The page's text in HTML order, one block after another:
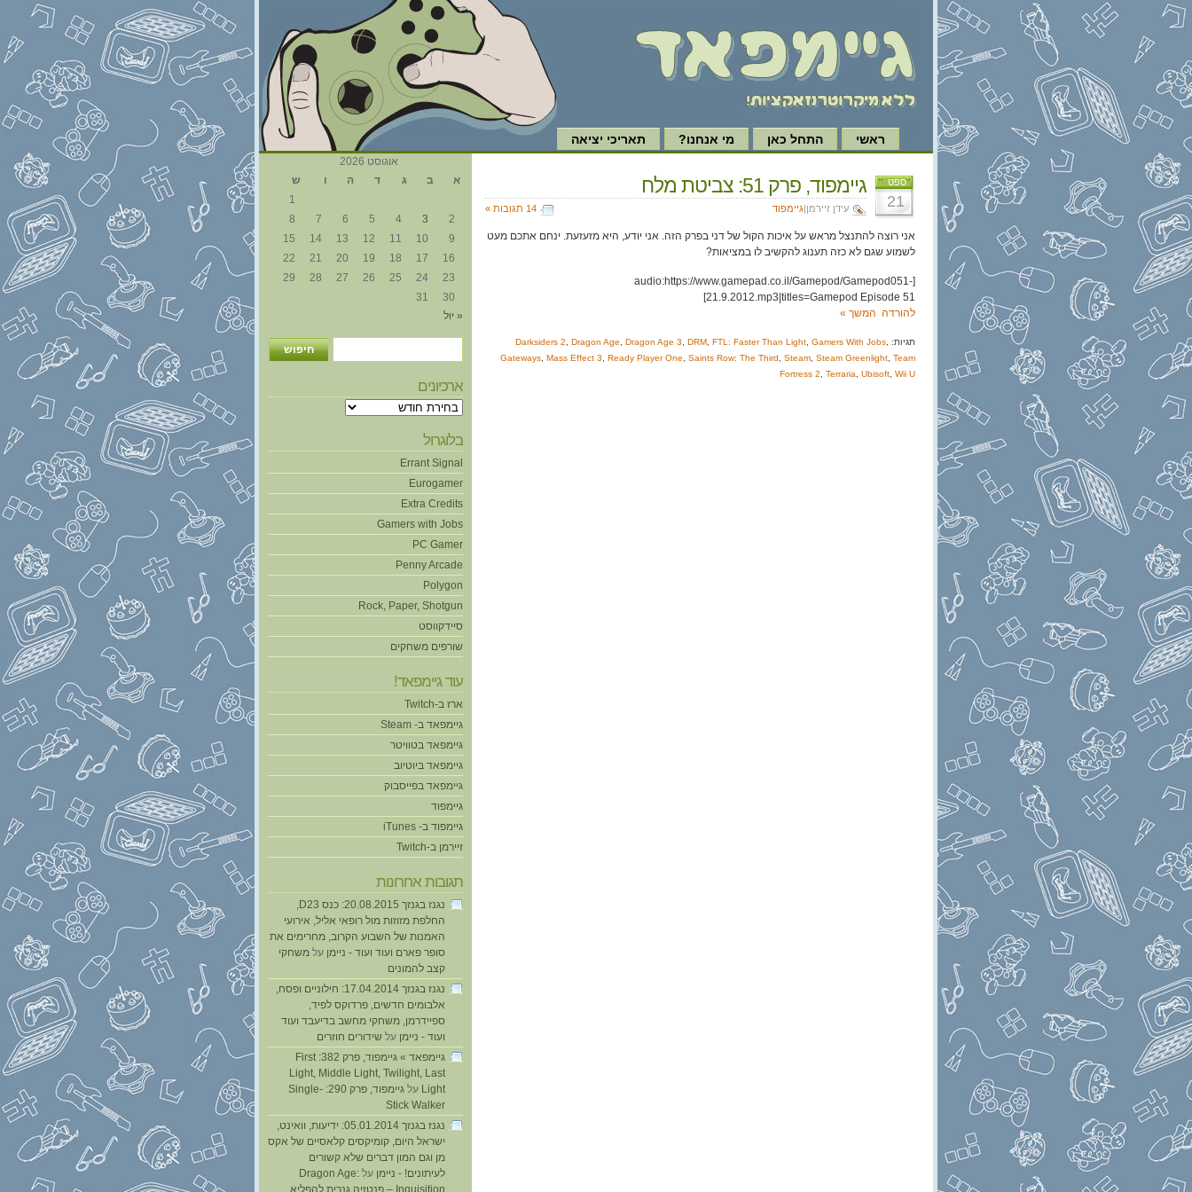
ראשי התחל כאן מי אנחנו? תאריכי יציאה
ספט
21
גיימפוד, פרק 51: צביטת מלח
עידן זיירמן|גיימפוד 14 תגובות »
אני רוצה להתנצל מראש על איכות הקול של דני בפרק הזה. אני יודע, היא מזעזעת. ינחם אתכם מעט
לשמוע שגם לא כזה תענוג להקשיב לו במציאות?
[audio:https://www.gamepad.co.il/Gamepod/Gamepod051-
21.9.2012.mp3|titles=Gamepod Episode 51]
להורדה המשך »
תגיות: Darksiders 2 Dragon Age Dragon Age 3 DRM FTL: Faster Than Light Gamers With Jobs
Gateways Mass Effect 3 Ready Player One Saints Row: The Third Steam Steam Greenlight Team
Fortress 2
Terraria Ubisoft Wii U
אוגוסט 2026
א
ב ג ד ה ו
ש
1
2
3
4
5
6
7
8
9
10
11
12
13
14
15
16
17
18
19
20
21
22
23
24
25
26
27
28
29
30
31
« יול
ארכיונים
ארכיונים
בלוגרול
Errant Signal
Eurogamer
Extra Credits
Gamers with Jobs
PC Gamer
Penny Arcade
Polygon
Rock, Paper, Shotgun
סיידקווסט
שורפים משחקים
עוד גיימפאד!
ארז ב-Twitch
גיימפאד ב- Steam
גיימפאד בטוויטר
גיימפאד ביוטיוב
גיימפאד בפייסבוק
גיימפוד
גיימפוד ב- iTunes
זיירמן ב-Twitch
תגובות אחרונות
נגנז בגנזך 20.08.2015: כנס D23,
החלפת מזוזות מול רופאי אליל, אירועי
האמנות של השבוע הקרוב, מחרימים את
סופר פארם ועוד ועוד - ניימן על משחקי
קצב להמונים
נגנז בגנזך 17.04.2014: חילוניים ופסח,
אלבומים חדשים, פרדוקס לפיד,
ספיידרמן, משחקי מחשב בדיעבד ועוד
ועוד - ניימן על שידורים חוזרים
גיימפאד » גיימפוד, פרק 382: First
Light, Middle Light, Twilight, Last
Light על
גיימפוד, פרק 290: Single-
Stick Walker
נגנז בגנזך 05.01.2014: ידיעות, וואינט,
ישראל היום, קומיקסים קלאסיים של אקס
מן וגם המון דברים שלא קשורים
לעיתונים! - ניימן על Dragon Age:
Inquisition – פנטזיה גנרית להפליא